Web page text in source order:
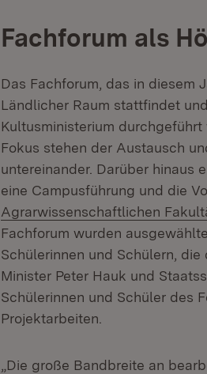
Fachforum als
Das Fachforum, das in diesem
Ländlicher Raum stattfindet
Kultusministerium
Fokus stehen der Austausch
untereinander. Darüber hinaus
eine Campusführung und die
Agrarwissenschaftlichen
Fachforum wurden
Schülerinnen und Schülern,
Minister Peter Hauk und
Schülerinnen und Schüler des
Projektarbeiten.
„Die große Bandbreite an